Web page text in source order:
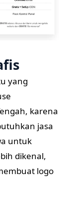
yang
karena
jasa
untuk
dikenal,
logo